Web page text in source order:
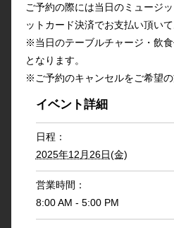
ご予約の際には当日のミュージ
ットカード決済でお支払い頂いて
※当日のテーブルチャージ・飲
となります。
※ご予約のキャンセルをご希望
イベント詳細
日程：
2025年12月26日(金)
営業時間：
8:00 AM - 5:00 PM